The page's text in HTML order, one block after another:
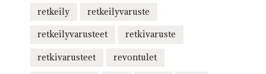
retkeily retkeilyvaruste
retkeilyvarusteet retkivaruste
retkivarusteet revontulet